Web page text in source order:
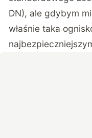
DN), ale gdybym
właśnie taka